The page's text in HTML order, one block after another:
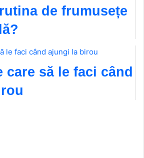
de frumusețe
care să le faci când